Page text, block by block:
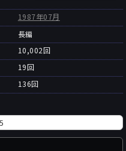
1987年07月
長編
10,002回
19回
136回